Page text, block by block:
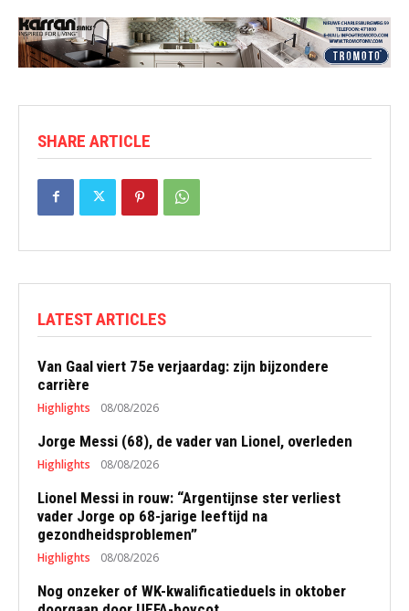
SHARE ARTICLE
LATEST ARTICLES
Van Gaal viert 75e verjaardag: zijn bijzondere
carrière
Highlights 08/08/2026
Jorge Messi (68), de vader van Lionel, overleden
Highlights 08/08/2026
Lionel Messi in rouw: “Argentijnse ster verliest
vader Jorge op 68-jarige leeftijd na
gezondheidsproblemen”
Highlights 08/08/2026
Nog onzeker of WK-kwalificatieduels in oktober